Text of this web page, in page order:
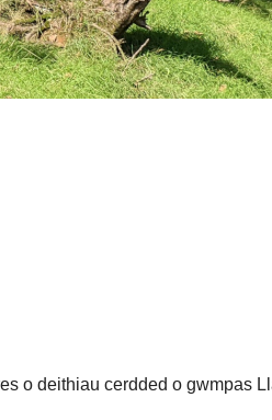
o deithiau cerdded o gwmpas